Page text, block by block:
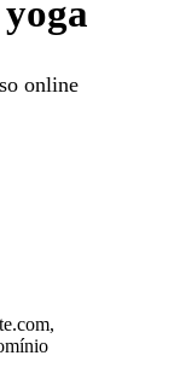
online